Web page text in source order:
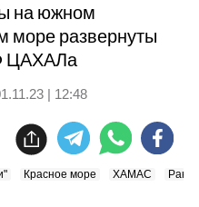
на южном
море развернуты
ЦАХАЛа
| 12:48
Красное море ХАМАС